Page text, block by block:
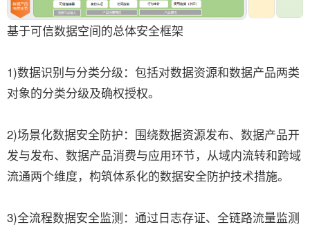
基于可信数据空间的总体安全框架
1)数据识别与分类分级：包括对数据资源和数据产品两类
对象的分类分级及确权授权。
2)场景化数据安全防护：围绕数据资源发布、数据产品开
发与发布、数据产品消费与应用环节，从域内流转和跨域
流通两个维度，构筑体系化的数据安全防护技术措施。
3)全流程数据安全监测：通过日志存证、全链路流量监测